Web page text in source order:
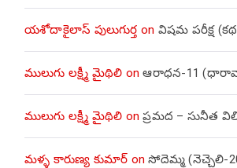
యశోదాకైలాస్ పులుగుర్త on విషమ పరీక్ష
ములుగు లక్ష్మీ మైథిలి onఆరాధన-11
ములుగు లక్ష్మీ మైథిలి onప్రమద – సునీత
మళ్ళ కారుణ్య కుమార్ onసోదెమ్మ (నెచ్చెలి-